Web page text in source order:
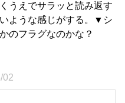
うえでサラッと読み返す
ような感じがする。▼シ
のフラグなのかな？
02